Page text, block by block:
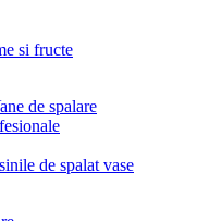
si fructe
de spalare
de spalat vase